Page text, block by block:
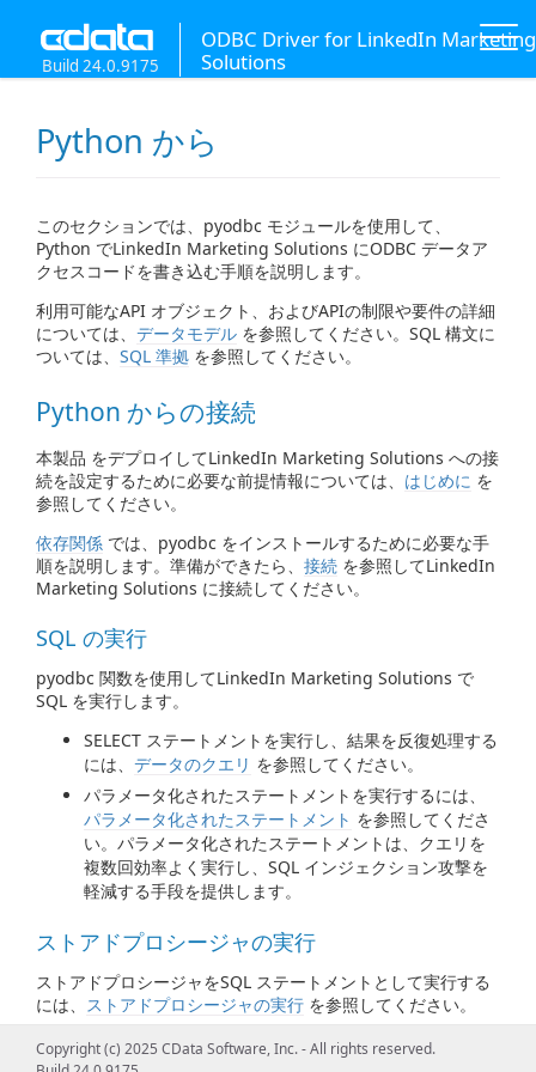
ODBC Driver for LinkedIn Marketing
Solutions
Build 24.0.9175
Python から
このセクションでは、pyodbc モジュールを使用して、
Python でLinkedIn Marketing Solutions にODBC データア
クセスコードを書き込む手順を説明します。
利用可能なAPI オブジェクト、およびAPIの制限や要件の詳細
については、 データモデル を参照してください。SQL 構文に
ついては、 SQL 準拠 を参照してください。
Python からの接続
本製品 をデプロイしてLinkedIn Marketing Solutions への接
続を設定するために必要な前提情報については、 はじめに を
参照してください。
依存関係 では、pyodbc をインストールするために必要な手
順を説明します。準備ができたら、 接続 を参照してLinkedIn
Marketing Solutions に接続してください。
SQL の実行
pyodbc 関数を使用してLinkedIn Marketing Solutions で
SQL を実行します。
SELECT ステートメントを実行し、結果を反復処理する
には、 データのクエリ を参照してください。
パラメータ化されたステートメントを実行するには、
パラメータ化されたステートメント を参照してくださ
い。パラメータ化されたステートメントは、クエリを
複数回効率よく実行し、SQL インジェクション攻撃を
軽減する手段を提供します。
ストアドプロシージャの実行
ストアドプロシージャをSQL ステートメントとして実行する
には、 ストアドプロシージャの実行 を参照してください。
Copyright (c) 2025 CData Software, Inc. - All rights reserved.